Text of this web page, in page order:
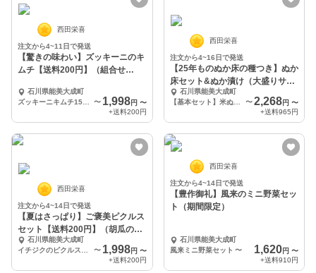
西田栄喜
注文から4~11日で発送
【驚きの味わい】ズッキーニのキ
ムチ【送料200円】（組合せ
石川県能美大成町
〜 1,998円 〜
+送料200円
西田栄喜
注文から4~16日で発送
【25年ものぬか床の種つき】ぬか
床セット&ぬか漬け（大盛りサイ
ズもあります）
石川県能美大成町
【基本セット】米ぬか、観音水+塩、ぬか床の種、旬野菜、2.4Lタッパ、ぬか漬け×2
〜2,268円 〜
+送料965円
西田栄喜
注文から4~14日で発送
【夏はさっぱり】ご褒美ピクルス
セット【送料200円】（胡瓜の和
風ピクルス登場）
石川県能美大成町
〜 1,998円 〜
+送料200円
西田栄喜
注文から4~14日で発送
【豊作御礼】風来のミニ野菜セッ
ト（期間限定）
石川県能美大成町
風来ミニ野菜セット 〜 1,620円 〜
+送料910円